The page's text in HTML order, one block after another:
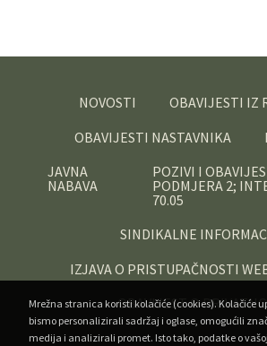
NOVOSTI
OBAVIJESTI IZ
OBAVIJESTI NASTAVNIKA
JAVNA
NABAVA
POZIVI I
PODMJERA 2;
70.05
SINDIKALNE
IZJAVA O PRISTUPAČNOSTI
OBAVIJEST O
Mrežna stranica koristi kolačiće (cookies). Kolačiće
bismo personalizirali sadržaj i oglase, omogućili
medija i analizirali promet. Isto tako, podatke o